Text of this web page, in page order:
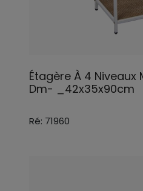
Étagère À 4
Dm- _42x35x90cm
Ré: 71960